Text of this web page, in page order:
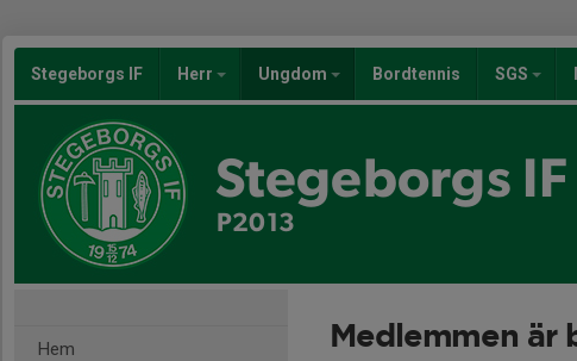
Stegeborgs IF Herr Ungdom Bordtennis SGS
Stegeborgs IF
P2013
Hem Medlemmen är